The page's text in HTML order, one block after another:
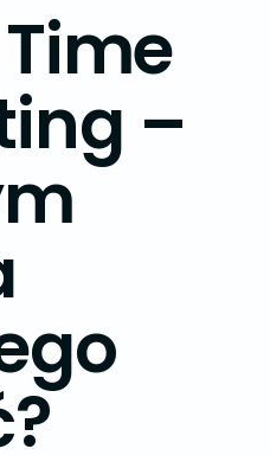
–